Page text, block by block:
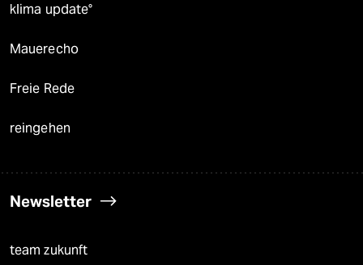
klima update°
Mauerecho
Freie Rede
reingehen
Newsletter
team zukunft